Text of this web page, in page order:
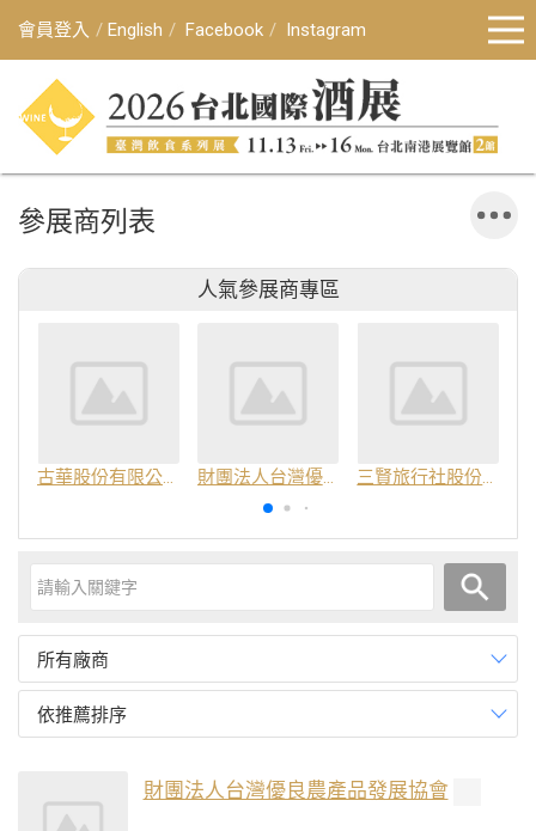
會員登入 English Facebook Instagram
參展商列表
人氣參展商專區
古華股份有限公司 財團法人台灣優良農產品發展協會 三賢旅行社股份有限公司
所有廠商
依推薦排序
財團法人台灣優良農產品發展協會